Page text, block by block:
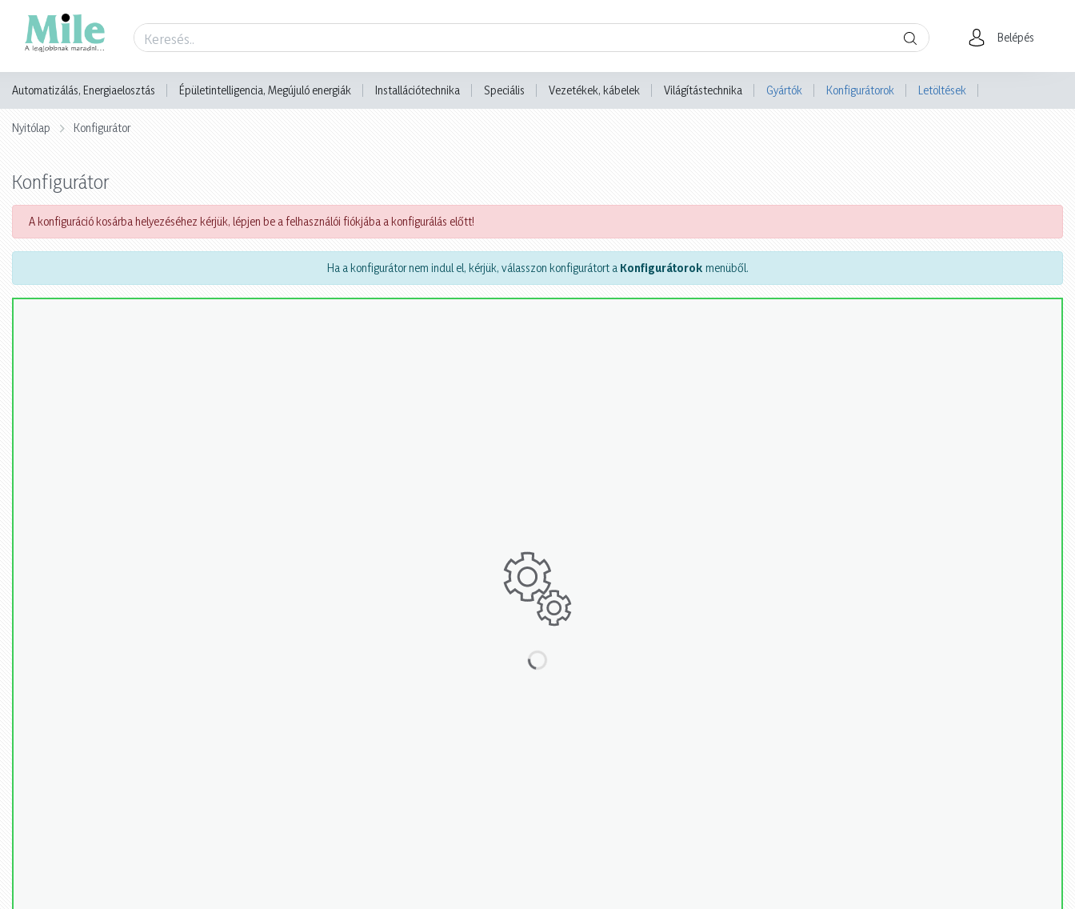
Belépés
Automatizálás, Energiaelosztás Épületintelligencia, Megújuló energiák Installációtechnika Speciális Vezetékek, kábelek Világítástechnika Gyártók Konfigurátorok Letöltések
Nyitólap Konfigurátor
Konfigurátor
A konfiguráció kosárba helyezéséhez kérjük, lépjen be a felhasználói fiókjába a konfigurálás előtt!
Ha a konfigurátor nem indul el, kérjük, válasszon konfigurátort a Konfigurátorok menüből.